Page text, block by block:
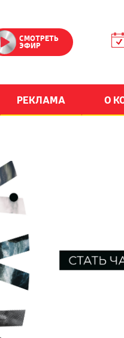
СМОТРЕТЬ
ЭФИР
РЕКЛАМА О